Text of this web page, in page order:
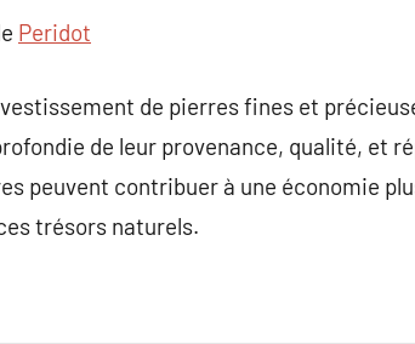
Peridot
de pierres fines et
de leur provenance, qualité, et
peuvent contribuer à une économie
trésors naturels.